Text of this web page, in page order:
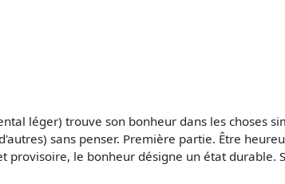
léger) trouve son bonheur dans les choses
sans penser. Première partie. Être
le bonheur désigne un état durable.